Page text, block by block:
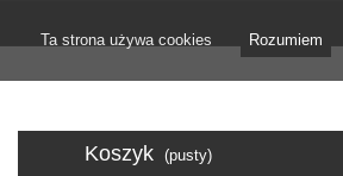
Ta strona używa cookies Rozumiem
Koszyk (pusty)